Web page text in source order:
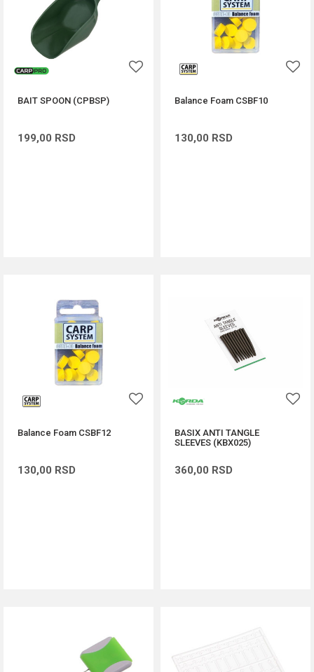
BAIT SPOON (CPBSP)
199,00 RSD
Balance Foam CSBF10
130,00 RSD
Balance Foam CSBF12
130,00 RSD
BASIX ANTI TANGLE
SLEEVES (KBX025)
360,00 RSD